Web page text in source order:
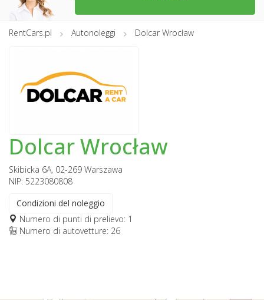
RentCars.pl Autonoleggi Dolcar Wrocław
Dolcar Wrocław
Skibicka 6A, 02-269 Warszawa
NIP: 5223080808
Condizioni del noleggio
Numero di punti di prelievo: 1
Numero di autovetture: 26